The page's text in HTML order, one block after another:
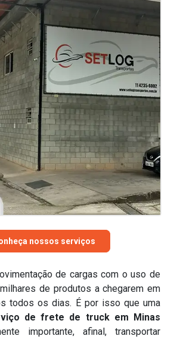
de cargas com o uso de
de produtos a chegarem em
todos os dias. É por isso que uma
de frete de truck em Minas
importante, afinal, transportar
nossos serviços